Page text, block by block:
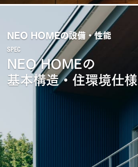
NEO HOMEの設備・性能
NEO HOMEの
基本構造・住環境仕様